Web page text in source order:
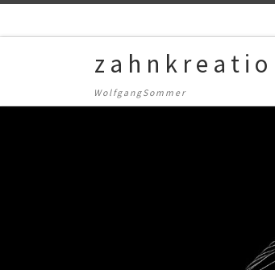
z a h n k r e a t i o
W o l f g a n g S o m m e r